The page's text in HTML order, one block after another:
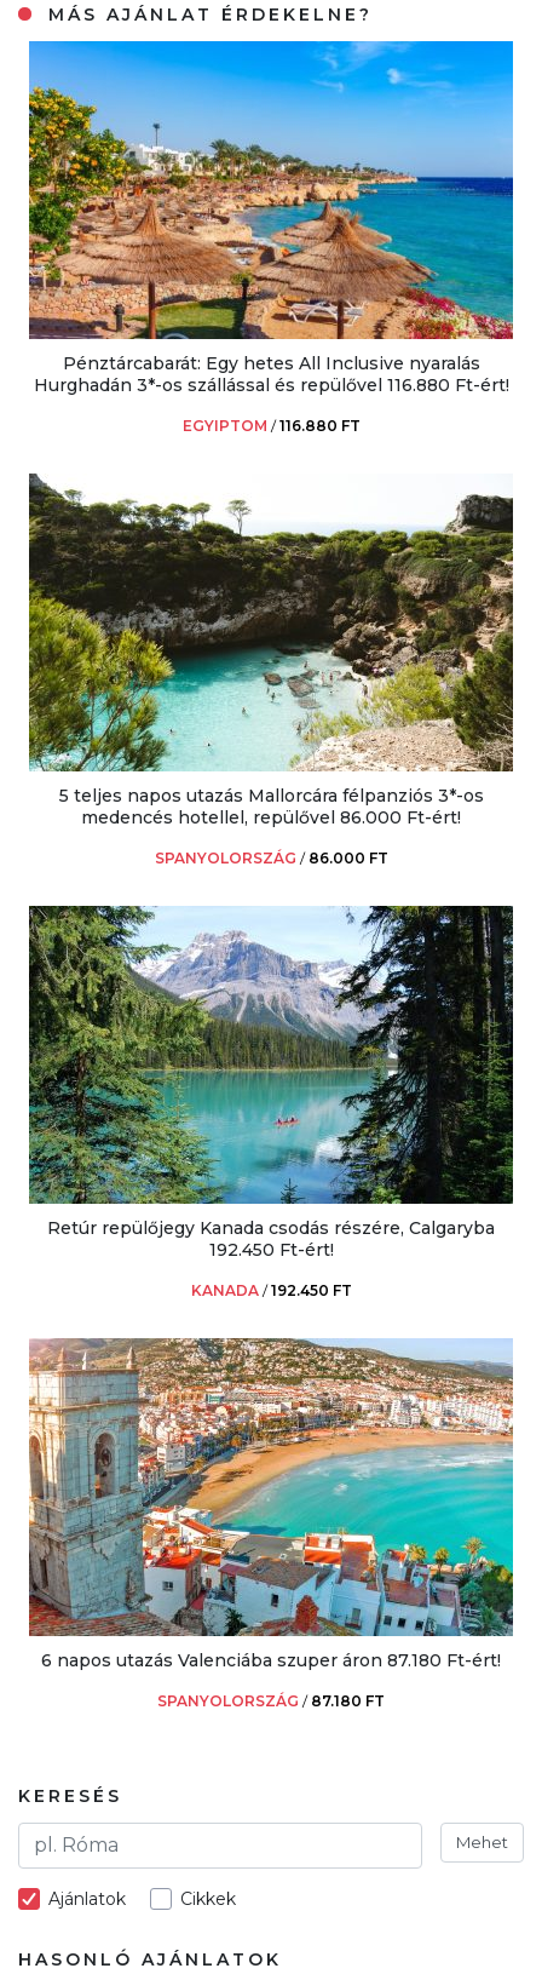
MÁS AJÁNLAT ÉRDEKELNE?
Pénztárcabarát: Egy hetes All Inclusive nyaralás
Hurghadán 3*-os szállással és repülővel 116.880 Ft-ért!
EGYIPTOM /116.880 FT
5 teljes napos utazás Mallorcára félpanziós 3*-os
medencés hotellel, repülővel 86.000 Ft-ért!
SPANYOLORSZÁG / 86.000 FT
Retúr repülőjegy Kanada csodás részére, Calgaryba
192.450 Ft-ért!
KANADA /192.450 FT
6 napos utazás Valenciába szuper áron 87.180 Ft-ért!
SPANYOLORSZÁG / 87.180 FT
KERESÉS
Mehet
Ajánlatok Cikkek
HASONLÓ AJÁNLATOK